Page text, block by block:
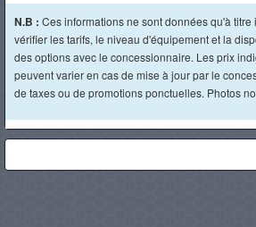
N.B : Ces informations ne sont données qu'à
vérifier les tarifs, le niveau d'équipement et la
des options avec le concessionnaire. Les prix
peuvent varier en cas de mise à jour par le
de taxes ou de promotions ponctuelles. Photos